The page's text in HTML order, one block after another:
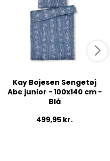
Kay Bojesen Sengetøj
Abe junior - 100x140 cm -
Blå
499,95 kr.